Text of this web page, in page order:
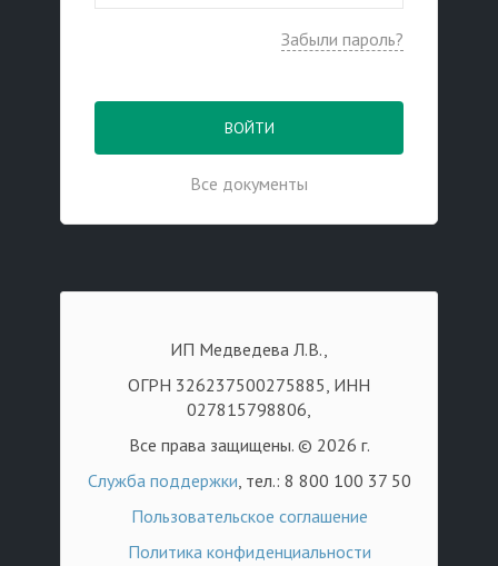
Забыли пароль?
ВОЙТИ
Все документы
ИП Медведева Л.В.,
ОГРН 326237500275885, ИНН
027815798806,
Все права защищены. © 2026 г.
Служба поддержки, тел.: 8 800 100 37 50
Пользовательское соглашение
Политика конфиденциальности